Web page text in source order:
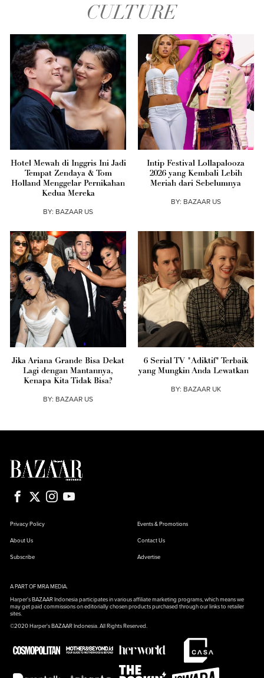
CULTURE
Hotel Mewah di Inggris Ini Jadi
Tempat Zendaya & Tom
Holland Menggelar Pernikahan
Kedua Mereka
BY: BAZAAR US
Intip Festival Lollapalooza
2026 yang Kembali Lebih
Meriah dari Sebelumnya
BY: BAZAAR US
Jika Ariana Grande Bisa Dekat
Lagi dengan Mantannya,
Kenapa Kita Tidak Bisa?
BY: BAZAAR US
6 Serial TV "Adiktif" Terbaik
yang Mungkin Anda Lewatkan
BY: BAZAAR UK
Privacy Policy Events & Promotions
About Us Contact Us
Subscribe Advertise
A PART OF MRA MEDIA.
Harper's BAZAAR Indonesia participates in various affiliate marketing programs, which means we
may get paid commissions on editorially chosen products purchased through our links to retailer
sites.
©2020 Harper's BAZAAR Indonesia. All Rights Reserved.